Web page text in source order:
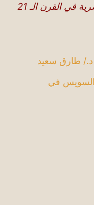
في القرن الـ 21
د./ طارق سعيد
السويس في